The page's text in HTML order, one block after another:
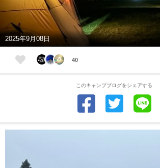
2025年9月08日
40
このキャンプブログをシェアする